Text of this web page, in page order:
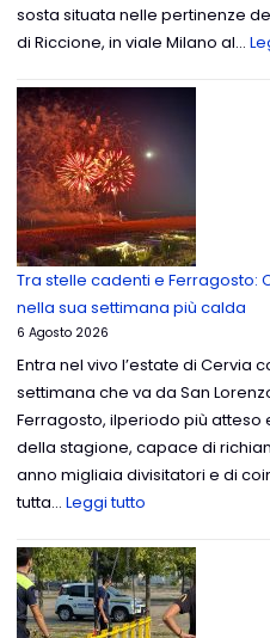
sosta situata nelle pertinenze
di Riccione, in viale Milano al…
Tra stelle cadenti e Ferragosto:
nella sua settimana più calda
6 Agosto 2026
Entra nel vivo l’estate di Cervia
settimana che va da San
Ferragosto, ilperiodo più atteso
della stagione, capace di
anno migliaia divisitatori e di
tutta… Leggi tutto